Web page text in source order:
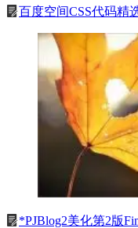
百度空间CSS代码精
*PJBlog2美化第2版